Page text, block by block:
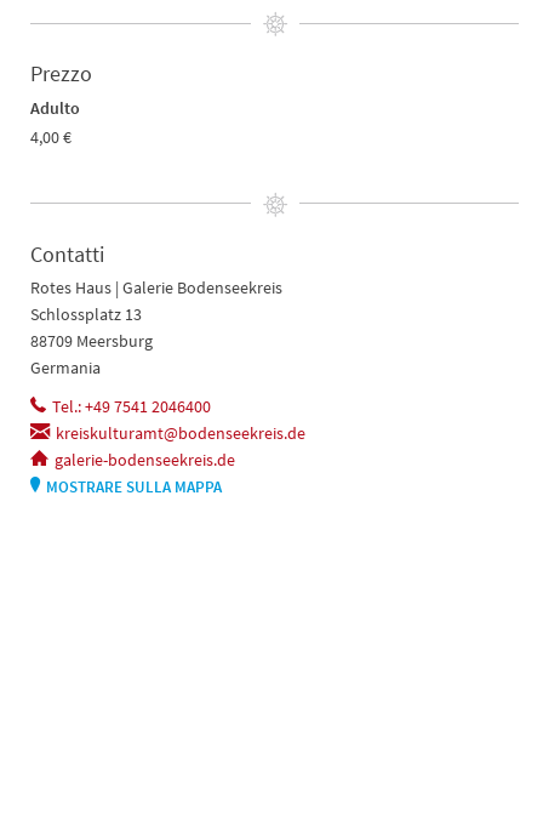
Prezzo
Adulto
4,00 €
Contatti
Rotes Haus | Galerie Bodenseekreis
Schlossplatz 13
88709 Meersburg
Germania
Tel.: +49 7541 2046400
kreiskulturamt@bodenseekreis.de
galerie-bodenseekreis.de
MOSTRARE SULLA MAPPA